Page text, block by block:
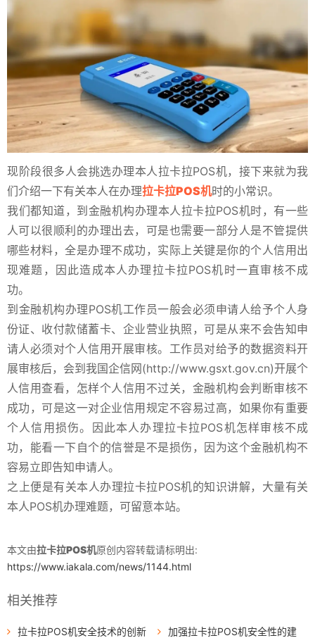
现阶段很多人会挑选办理本人拉卡拉POS机，接下来就为我
们介绍一下有关本人在办理拉卡拉POS机时的小常识。
我们都知道，到金融机构办理本人拉卡拉POS机时，有一些
人可以很顺利的办理出去，可是也需要一部分人是不管提供
哪些材料，全是办理不成功，实际上关键是你的个人信用出
现难题，因此造成本人办理拉卡拉POS机时一直审核不成
功。
到金融机构办理POS机工作员一般会必须申请人给予个人身
份证、收付款储蓄卡、企业营业执照，可是从来不会告知申
请人必须对个人信用开展审核。工作员对给予的数据资料开
展审核后，会到我国企信网(http://www.gsxt.gov.cn)开展个
人信用查看，怎样个人信用不过关，金融机构会判断审核不
成功，可是这一对企业信用规定不容易过高，如果你有重要
个人信用损伤。因此本人办理拉卡拉POS机怎样审核不成
功，能看一下自个的信誉是不是损伤，因为这个金融机构不
容易立即告知申请人。
之上便是有关本人办理拉卡拉POS机的知识讲解，大量有关
本人POS机办理难题，可留意本站。
本文由拉卡拉POS机原创内容转载请标明出:
https://www.iakala.com/news/1144.html
相关推荐
拉卡拉POS机安全技术的创新
加强拉卡拉POS机安全性的建